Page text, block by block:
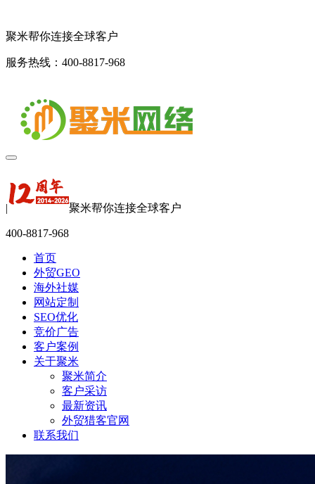
聚米帮你连接全球客户
服务热线：400-8817-968
| 聚米帮你连接全球客户
400-8817-968
首页
外贸GEO
海外社媒
网站定制
SEO优化
竞价广告
客户案例
关于聚米
聚米简介
客户采访
最新资讯
外贸猎客官网
联系我们